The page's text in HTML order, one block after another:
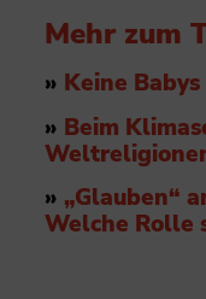
Mehr zum
» Keine
» Beim
» „Glauben“
Welche Rolle